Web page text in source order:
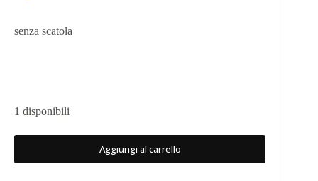
senza scatola
1 disponibili
Aggiungi al carrello